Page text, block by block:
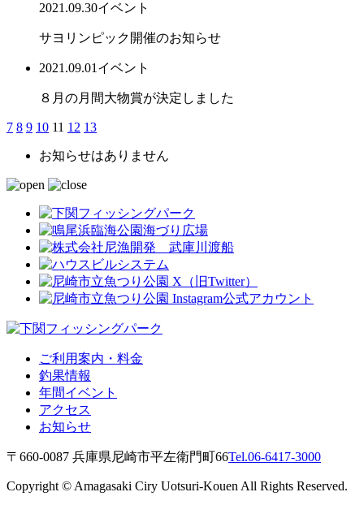
2021.09.30イベント
サヨリンピック開催のお知らせ
2021.09.01 イベント
８月の月間大物賞が決定しました
7 8 9 10 11 12 13
お知らせはありません
ご利用案内・料金
釣果情報
年間イベント
アクセス
お知らせ
〒660-0087 兵庫県尼崎市平左衛門町66Tel.06-6417-3000
Copyright © Amagasaki Ciry Uotsuri-Kouen All Rights Reserved.